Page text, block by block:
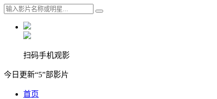
扫码手机观影
今日更新“5”部影片
首页